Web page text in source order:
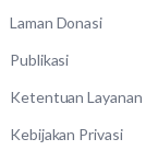
Laman Donasi
Publikasi
Ketentuan Layanan
Kebijakan Privasi